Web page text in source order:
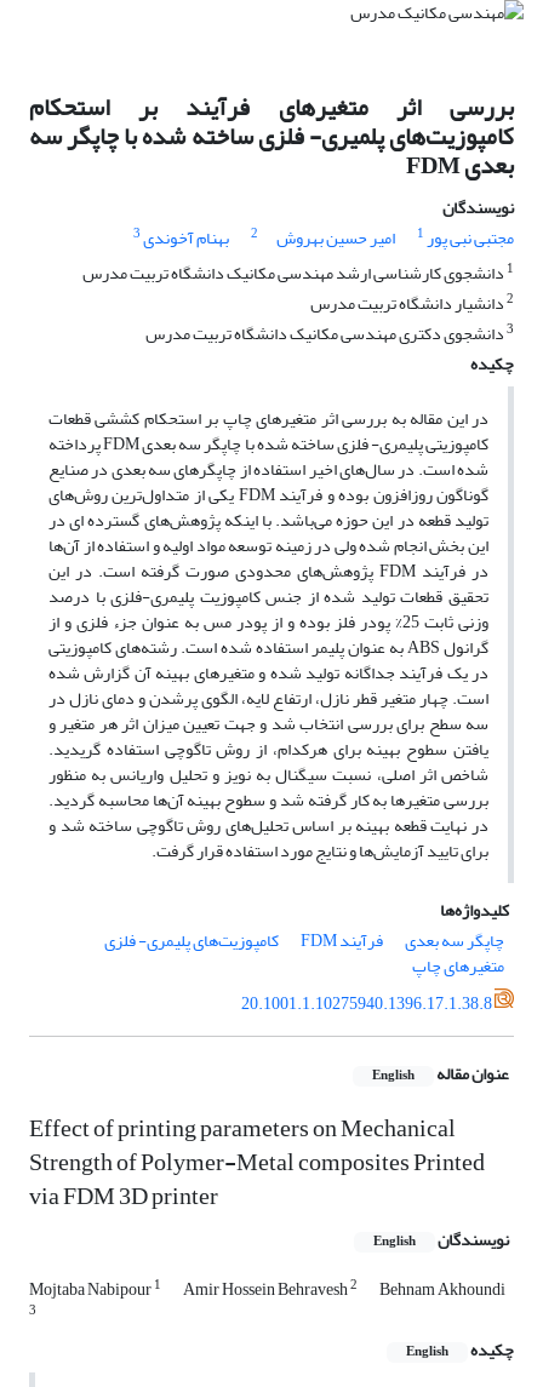
بررسی اثر متغیر‌های فرآیند بر استحکام
کامپوزیت‌های پلمیری- فلزی ساخته شده با چاپگر سه
بعدی FDM
نویسندگان
مجتبی نبی پور1 امیر حسین بهروش 2 بهنام آخوندی3
1 دانشجوی کارشناسی ارشد مهندسی مکانیک دانشگاه تربیت مدرس
2دانشیار دانشگاه تربیت مدرس
3دانشجوی دکتری مهندسی مکانیک دانشگاه تربیت مدرس
چکیده
در این مقاله به بررسی اثر متغیر‌های چاپ بر استحکام کششی قطعات
کامپوزیتی پلیمری- فلزی ساخته شده با چاپگر سه بعدی FDM پرداخته
شده است. در سال‌های اخیر استفاده از چاپگرهای سه بعدی در صنایع
گوناگون روزافزون بوده و فرآیند FDM یکی از متداول‌ترین روش‌های
تولید قطعه در این حوزه می‌باشد. با اینکه پژوهش‌های گسترده ای در
این بخش انجام شده ولی در زمینه توسعه مواد اولیه و استفاده از آن‌ها
در فرآیند FDM پژوهش‌های محدودی صورت گرفته است. در این
تحقیق قطعات تولید شده از جنس کامپوزیت‌ پلیمری-فلزی با درصد
وزنی ثابت 25% پودر فلز بوده و از پودر مس به عنوان جزء فلزی و از
گرانول ABS به عنوان پلیمر استفاده شده است. رشته‌های کامپوزیتی
در یک فرآیند جداگانه تولید شده و متغیر‌های بهینه آن گزارش شده
است. چهار متغیر قطر نازل، ارتفاع لایه، الگوی پرشدن و دمای نازل در
سه سطح برای بررسی انتخاب شد و جهت تعیین میزان اثر هر متغیر و
یافتن سطوح بهینه برای هرکدام، از روش تاگوچی استفاده گریدید.
شاخص اثر اصلی، نسبت سیگنال به نویز و تحلیل واریانس به منظور
بررسی متغیر‌ها به کار گرفته شد و سطوح بهینه آن‌ها محاسبه گردید.
در نهایت قطعه بهینه بر اساس تحلیل‌های روش تاگوچی ساخته شد و
برای تایید آزمایش‌ها و نتایج مورد استفاده قرار گرفت.
کلیدواژه‌ها
چاپگر سه بعدی
فرآیند FDM کامپوزیت‌های پلیمری- فلزی
متغیر‌های چاپ
20.1001.1.10275940.1396.17.1.38.8
عنوان مقاله English
Effect of printing parameters on Mechanical
Strength of Polymer-Metal composites Printed
via FDM 3D printer
نویسندگان English
Mojtaba Nabipour1 Amir Hossein Behravesh2 Behnam Akhoundi
3
چکیده English